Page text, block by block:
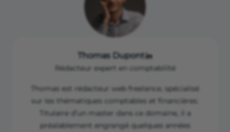
Thomas Dupont
Rédacteur expert en comptabilité
Thomas est rédacteur web freelance, spécialisé
sur les thématiques comptables et financières.
Titulaire d’un master dans ce domaine, il a
préalablement engrangé quelques années